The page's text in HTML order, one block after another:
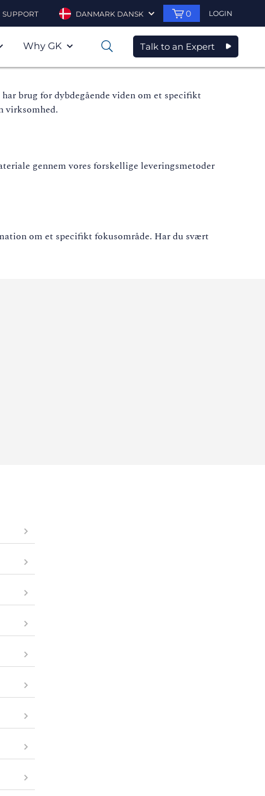
SUPPORT DANMARK DANSK 0 LOGIN
Why GK 0 Talk to an Expert
brug for dybdegående viden om et specifikt
virksomhed.
gennem vores forskellige leveringsmetoder
om et specifikt fokusområde. Har du svært